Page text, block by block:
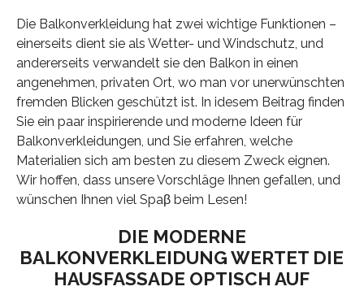
Die Balkonverkleidung hat zwei wichtige Funktionen –
einerseits dient sie als Wetter- und Windschutz, und
andererseits verwandelt sie den Balkon in einen
angenehmen, privaten Ort, wo man vor unerwünschten
fremden Blicken geschützt ist. In idesem Beitrag finden
Sie ein paar inspirierende und moderne Ideen für
Balkonverkleidungen, und Sie erfahren, welche
Materialien sich am besten zu diesem Zweck eignen.
Wir hoffen, dass unsere Vorschläge Ihnen gefallen, und
wünschen Ihnen viel Spaβ beim Lesen!
DIE MODERNE
BALKONVERKLEIDUNG WERTET DIE
HAUSFASSADE OPTISCH AUF